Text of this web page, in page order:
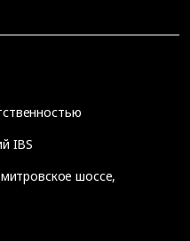
IBS
шоссе,